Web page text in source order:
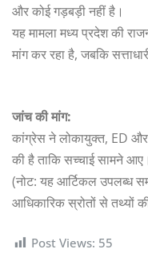
और कोई गड़बड़ी नहीं है।
यह मामला मध्य प्रदेश की
मांग कर रहा है, जबकि
जांच की मांग:
कांग्रेस ने लोकायुक्त, ED
की है ताकि सच्चाई सामने आए।
(नोट: यह आर्टिकल उपलब्ध
आधिकारिक स्रोतों से तथ्यों
Post Views: 55